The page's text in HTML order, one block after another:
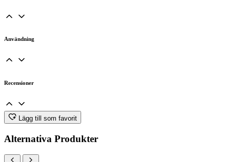
Användning
Recensioner
Lägg till som favorit
Alternativa Produkter